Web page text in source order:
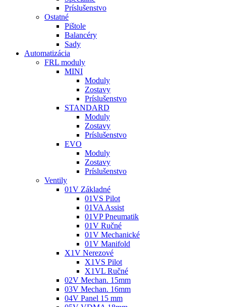
Príslušenstvo
Ostatné
Pištole
Balancéry
Sady
Automatizácia
FRL moduly
MINI
Moduly
Zostavy
Príslušenstvo
STANDARD
Moduly
Zostavy
Príslušenstvo
EVO
Moduly
Zostavy
Príslušenstvo
Ventily
01V Základné
01VS Pilot
01VA Assist
01VP Pneumatik
01V Ručné
01V Mechanické
01V Manifold
X1V Nerezové
X1VS Pilot
X1VL Ručné
02V Mechan. 15mm
03V Mechan. 16mm
04V Panel 15 mm